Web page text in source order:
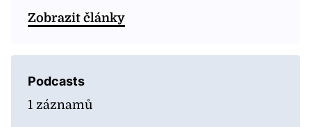
Zobrazit články
Podcasts
1 záznamů